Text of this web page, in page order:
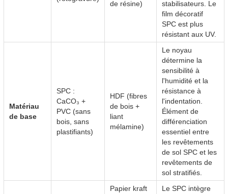
de résine)
stabilisateurs. Le
film décoratif
SPC est plus
résistant aux UV.
Matériau
de base
SPC :
CaCO₃ +
PVC (sans
bois, sans
plastifiants)
HDF (fibres
de bois +
liant
mélamine)
Le noyau
détermine la
sensibilité à
l'humidité et la
résistance à
l'indentation.
Élément de
différenciation
essentiel entre
les revêtements
de sol SPC et les
revêtements de
sol stratifiés.
Papier kraft
Le SPC intègre